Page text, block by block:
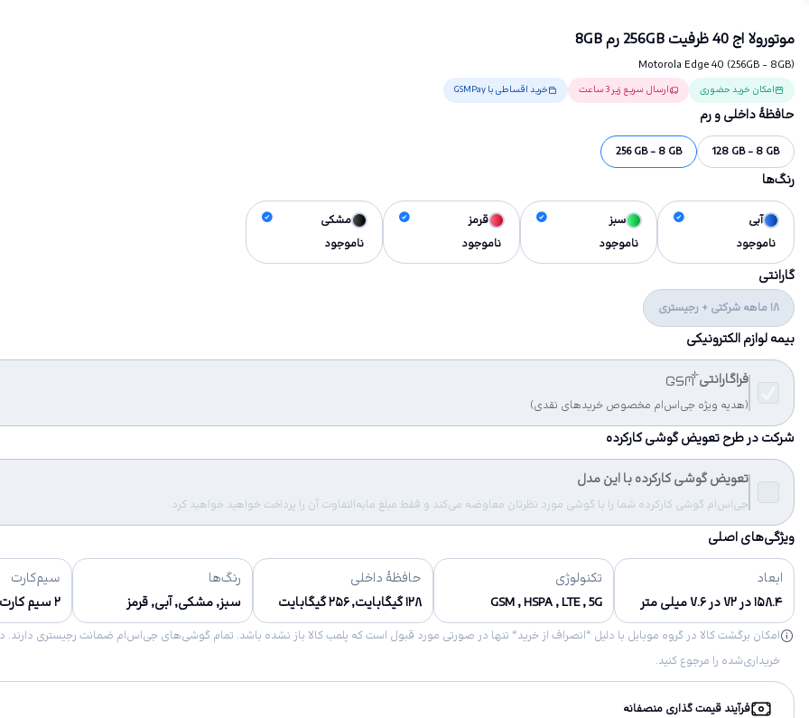
موتورولا اج 40 ظرفیت 256GB رم 8GB
Motorola Edge 40 (256GB - 8GB)
امکان خرید حضوری ارسال سریع زیر 3 ساعت خرید اقساطی با GSMPay
حافظهٔ داخلی و رم
128 GB - 8 GB
256 GB - 8 GB
رنگ‌ها
آبی
ناموجود
سبز
ناموجود
قرمز
ناموجود
مشکی
ناموجود
گارانتی
18 ماهه شرکتی + رجیستری
بیمه لوازم الکترونیکی
فراگارانتی
(هدیه ویژه جی‌اس‌ام مخصوص خریدهای نقدی)
شرکت در طرح تعویض گوشی کارکرده
تعویض گوشی کارکرده با این مدل
جی‌اس‌ام گوشی کارکرده شما را با گوشی مورد نظرتان معاوضه می‌کند و فقط مبلغ مابه‌التفاوت آن را پرداخت خواهید خواهید کرد.
ویژگی‌های اصلی
ابعاد
۱۵۸.۴ در ۷۲ در ۷.۶ میلی متر
تکنولوژی
GSM , HSPA , LTE , 5G
حافظهٔ داخلی
۱۲۸ گیگابایت, ۲۵۶ گیگابایت
رنگ‌ها
سبز, مشکی, آبی, قرمز
سیم‌کارت
۲ سیم کارت
خریداری‌شده را مرجوع کنید.
فرآیند قیمت گذاری منصفانه